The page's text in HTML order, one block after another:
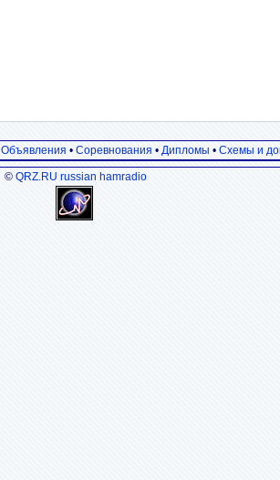
Объявления • Соревнования • Дипломы • Схемы и
© QRZ.RU russian hamradio